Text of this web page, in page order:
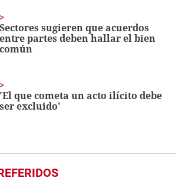
Sectores sugieren que acuerdos
entre partes deben hallar el bien
común
'El que cometa un acto ilícito debe
ser excluido'